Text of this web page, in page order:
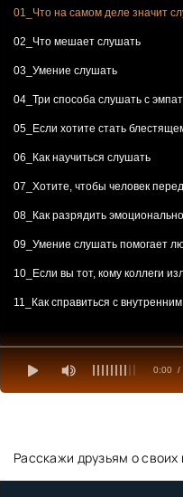
0:00 /
01_Что на самом деле значит
02_Что мешает слушать
03_Умение слушать
04_Три способа слушать с
05_Если хотите стать
06_Как научиться слушать
07_Хотите, чтобы человек
08_Как разрядить
09_Умение слушать помогает
10_Если вы тот, кому коллеги
11_Как справиться с
Расскажи друзьям о своих